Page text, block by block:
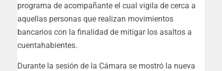
programa de acompañante el cual vigila de cerca a
aquellas personas que realizan movimientos
bancarios con la finalidad de mitigar los asaltos a
cuentahabientes.
Durante la sesión de la Cámara se mostró la nueva